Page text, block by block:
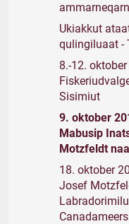
Ukiakkut
qulingiluaat -
8.-12.
Sisimiut
9. oktober
Mabusip
Motzfeldt
18. oktober
Josef